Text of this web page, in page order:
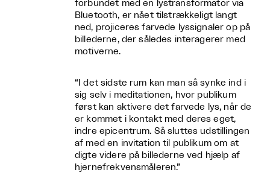
forbundet med en lystransformator via
Bluetooth, er nået tilstrækkeligt langt
ned, projiceres farvede lyssignaler op på
billederne, der således interagerer med
motiverne.
“I det sidste rum kan man så synke ind i
sig selv i meditationen, hvor publikum
først kan aktivere det farvede lys, når de
er kommet i kontakt med deres eget,
indre epicentrum. Så sluttes udstillingen
af med en invitation til publikum om at
digte videre på billederne ved hjælp af
hjernefrekvensmåleren.”